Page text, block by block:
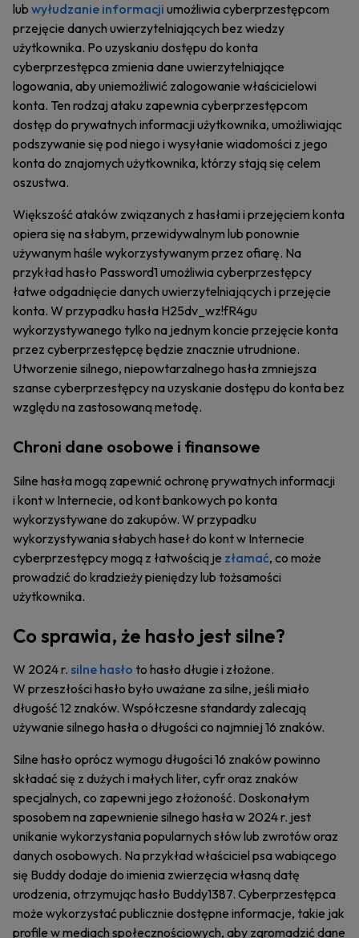
lub wyłudzanie informacji umożliwia cyberprzestępcom
przejęcie danych uwierzytelniających bez wiedzy
użytkownika. Po uzyskaniu dostępu do konta
cyberprzestępca zmienia dane uwierzytelniające
logowania, aby uniemożliwić zalogowanie właścicielowi
konta. Ten rodzaj ataku zapewnia cyberprzestępcom
dostęp do prywatnych informacji użytkownika, umożliwiając
podszywanie się pod niego i wysyłanie wiadomości z jego
konta do znajomych użytkownika, którzy stają się celem
oszustwa.
Większość ataków związanych z hasłami i przejęciem konta
opiera się na słabym, przewidywalnym lub ponownie
używanym haśle wykorzystywanym przez ofiarę. Na
przykład hasło Password1 umożliwia cyberprzestępcy
łatwe odgadnięcie danych uwierzytelniających i przejęcie
konta. W przypadku hasła H25dv_wz!fR4gu
wykorzystywanego tylko na jednym koncie przejęcie konta
przez cyberprzestępcę będzie znacznie utrudnione.
Utworzenie silnego, niepowtarzalnego hasła zmniejsza
szanse cyberprzestępcy na uzyskanie dostępu do konta bez
względu na zastosowaną metodę.
Chroni dane osobowe i finansowe
Silne hasła mogą zapewnić ochronę prywatnych informacji
i kont w Internecie, od kont bankowych po konta
wykorzystywane do zakupów. W przypadku
wykorzystywania słabych haseł do kont w Internecie
cyberprzestępcy mogą z łatwością je złamać, co może
prowadzić do kradzieży pieniędzy lub tożsamości
użytkownika.
Co sprawia, że hasło jest silne?
W 2024 r. silne hasło to hasło długie i złożone.
W przeszłości hasło było uważane za silne, jeśli miało
długość 12 znaków. Współczesne standardy zalecają
używanie silnego hasła o długości co najmniej 16 znaków.
Silne hasło oprócz wymogu długości 16 znaków powinno
składać się z dużych i małych liter, cyfr oraz znaków
specjalnych, co zapewni jego złożoność. Doskonałym
sposobem na zapewnienie silnego hasła w 2024 r. jest
unikanie wykorzystania popularnych słów lub zwrotów oraz
danych osobowych. Na przykład właściciel psa wabiącego
się Buddy dodaje do imienia zwierzęcia własną datę
urodzenia, otrzymując hasło Buddy1387. Cyberprzestępca
może wykorzystać publicznie dostępne informacje, takie jak
profile w mediach społecznościowych, aby zgromadzić dane